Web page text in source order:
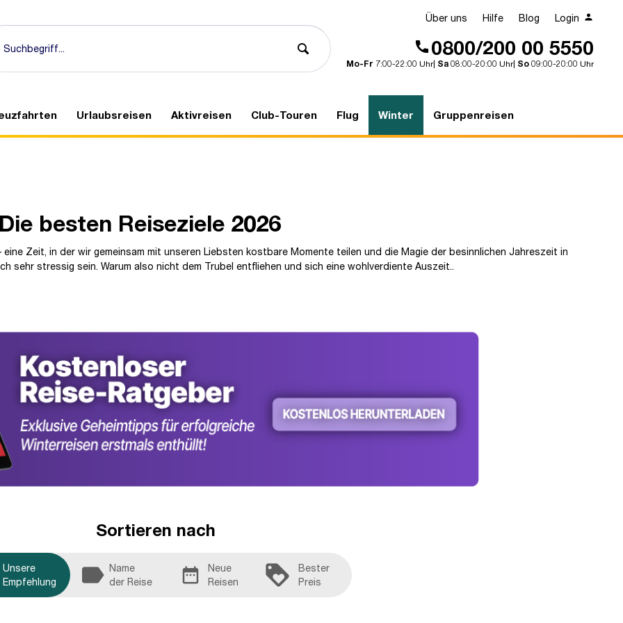
Über uns Hilfe Blog Login
0800/200 00 5550
Mo-Fr 7:00-22:00 Uhr| Sa 08:00-20:00 Uhr| So 09:00-20:00 Uhr
Urlaubsreisen Aktivreisen Club-Touren Flug Winter Gruppenreisen
besten Reiseziele 2026
Zeit, in der wir gemeinsam mit unseren Liebsten kostbare Momente teilen und die Magie der besinnlichen Jahreszeit in
sehr stressig sein. Warum also nicht dem Trubel entfliehen und sich eine wohlverdiente Auszeit..
Sortieren nach
Unsere
Empfehlung
label Name
der Reise
date_range
Neue
Reisen
loyalty
Bester
Preis